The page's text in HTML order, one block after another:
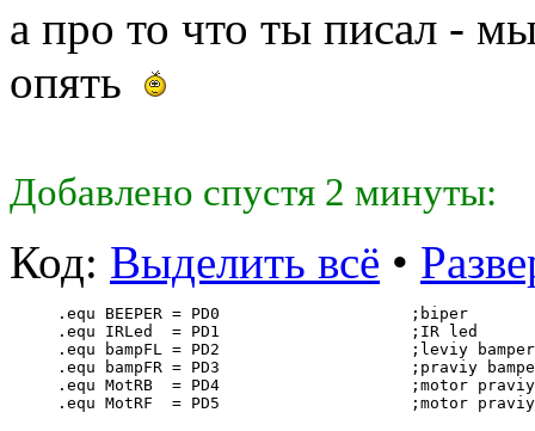
а про то что ты писал -
опять
Добавлено спустя 2 минуты:
Код: Выделить всё •
.equ BEEPER = PD0                    ;biper
.equ IRLed  = PD1                    ;IR led
.equ bampFL = PD2                    ;leviy
.equ bampFR = PD3                    ;praviy
.equ MotRB  = PD4                    ;motor praviy
.equ MotRF  = PD5                    ;motor